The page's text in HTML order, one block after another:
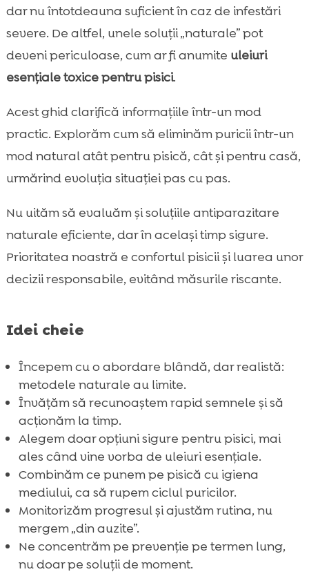
 Repelenți naturali pentru casă: ce putem
folosi în jurul pisicii
Prevenția pe termen lung: rutină sezonieră
și protecție continuă
Alimentația și imunitatea pielii: cum sprijinim
natural confortul pisicii
Recomandările noastre: CricksyCat pentru
o pisică fericită, cu formule hipoalergenice
Când apelăm la medicul veterinar și cum
combinăm responsabil metodele
Concluzie
FAQ
dar nu întotdeauna suficient în caz de infestări
severe. De altfel, unele soluții „naturale” pot
deveni periculoase, cum ar fi anumite uleiuri
esențiale toxice pentru pisici.
Acest ghid clarifică informațiile într-un mod
practic. Explorăm cum să eliminăm puricii într-un
mod natural atât pentru pisică, cât și pentru casă,
urmărind evoluția situației pas cu pas.
Nu uităm să evaluăm și soluțiile antiparazitare
naturale eficiente, dar în același timp sigure.
Prioritatea noastră e confortul pisicii și luarea unor
decizii responsabile, evitând măsurile riscante.
Idei cheie
Începem cu o abordare blândă, dar realistă:
metodele naturale au limite.
Învățăm să recunoaștem rapid semnele și să
acționăm la timp.
Alegem doar opțiuni sigure pentru pisici, mai
ales când vine vorba de uleiuri esențiale.
Combinăm ce punem pe pisică cu igiena
mediului, ca să rupem ciclul puricilor.
Monitorizăm progresul și ajustăm rutina, nu
mergem „din auzite”.
Ne concentrăm pe prevenție pe termen lung,
nu doar pe soluții de moment.